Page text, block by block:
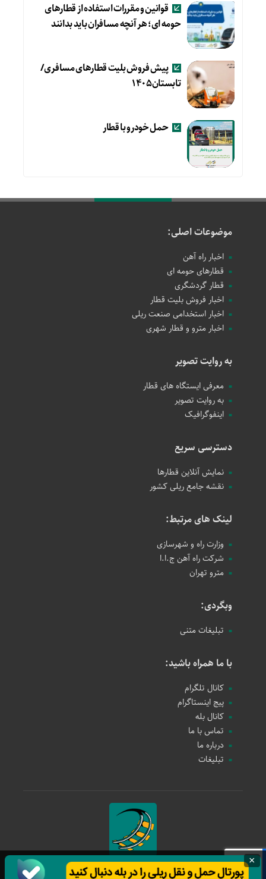
قوانین و مقررات استفاده از قطارهای
حومه ای؛ هر آنچه مسافران باید بدانند
پیش فروش بلیت قطارهای مسافری/
تابستان۱۴۰۵
حمل خودرو با قطار
موضوعات اصلی:
اخبار راه آهن
قطارهای حومه ای
قطار گردشگری
اخبار فروش بلیت قطار
اخبار استخدامی صنعت ریلی
اخبار مترو و قطار شهری
به روایت تصویر
معرفی ایستگاه های قطار
به روایت تصویر
اینفوگرافیک
دسترسی سریع
نمایش آنلاین قطارها
نقشه جامع ریلی کشور
لینک های مرتبط:
وزارت راه و شهرسازی
شرکت راه آهن ج.ا.ا
مترو تهران
وبگردی:
تبلیغات متنی
با ما همراه باشید:
کانال تلگرام
پیج اینستاگرام
کانال بله
تماس با ما
درباره ما
تبلیغات
حمل و نقل ریلی
×